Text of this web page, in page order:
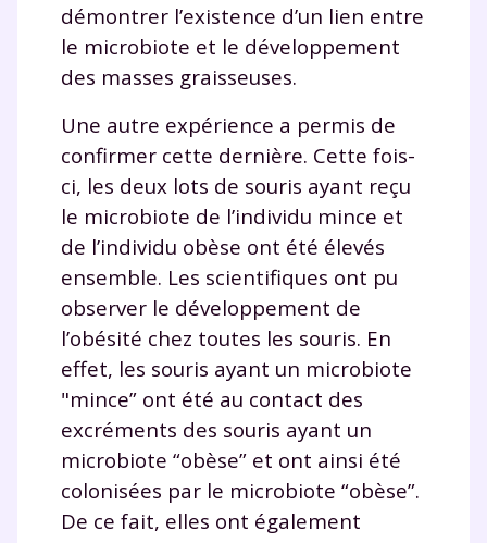
démontrer l’existence d’un lien entre
le microbiote et le développement
des masses graisseuses.
Une autre expérience a permis de
confirmer cette dernière. Cette fois-
ci, les deux lots de souris ayant reçu
le microbiote de l’individu mince et
de l’individu obèse ont été élevés
ensemble. Les scientifiques ont pu
observer le développement de
l’obésité chez toutes les souris. En
effet, les souris ayant un microbiote
"mince” ont été au contact des
excréments des souris ayant un
microbiote “obèse” et ont ainsi été
colonisées par le microbiote “obèse”.
De ce fait, elles ont également
Envie de progresser
et de réussir votre
année scolaire ?
Testez gratuitement
pendant 24h notre
plateforme de soutien
scolaire !